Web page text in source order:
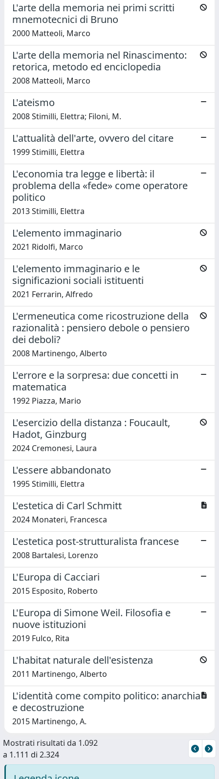
L'arte della memoria nei primi scritti
mnemotecnici di Bruno
2000 Matteoli, Marco
L'arte della memoria nel Rinascimento:
retorica, metodo ed enciclopedia
2008 Matteoli, Marco
L'ateismo
2008 Stimilli, Elettra; Filoni, M.
L'attualità dell'arte, ovvero del citare
1999 Stimilli, Elettra
L'economia tra legge e libertà: il
problema della «fede» come operatore
politico
2013 Stimilli, Elettra
L'elemento immaginario
2021 Ridolfi, Marco
L'elemento immaginario e le
significazioni sociali istituenti
2021 Ferrarin, Alfredo
L'ermeneutica come ricostruzione della
razionalità : pensiero debole o pensiero
dei deboli?
2008 Martinengo, Alberto
L'errore e la sorpresa: due concetti in
matematica
1992 Piazza, Mario
L'esercizio della distanza : Foucault,
Hadot, Ginzburg
2024 Cremonesi, Laura
L'essere abbandonato
1995 Stimilli, Elettra
L'estetica di Carl Schmitt
2024 Monateri, Francesca
L'estetica post-strutturalista francese
2008 Bartalesi, Lorenzo
L'Europa di Cacciari
2015 Esposito, Roberto
L'Europa di Simone Weil. Filosofia e
nuove istituzioni
2019 Fulco, Rita
L'habitat naturale dell'esistenza
2011 Martinengo, Alberto
L'identità come compito politico: anarchia
e decostruzione
2015 Martinengo, A.
Mostrati risultati da 1.092
a 1.111 di 2.324